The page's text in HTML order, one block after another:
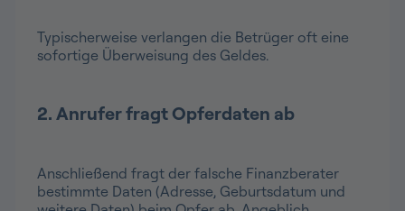
Typischerweise verlangen die Betrüger oft eine
sofortige Überweisung des Geldes.
2. Anrufer fragt Opferdaten ab
Anschließend fragt der falsche Finanzberater
bestimmte Daten (Adresse, Geburtsdatum und